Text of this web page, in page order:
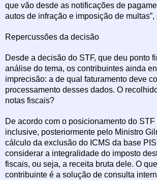
que vão desde as notificações de
autos de infração e imposição de multas”,
Repercussões da decisão
Desde a decisão do STF, que deu ponto
análise do tema, os contribuintes ainda
imprecisão: a de qual faturamento deve
processamento desses dados. O
notas fiscais?
De acordo com o posicionamento do
inclusive, posteriormente pelo Ministro
cálculo da exclusão do ICMS da base
considerar a integralidade do imposto
fiscais, ou seja, a receita bruta dele. O
contribuinte é a solução de consulta